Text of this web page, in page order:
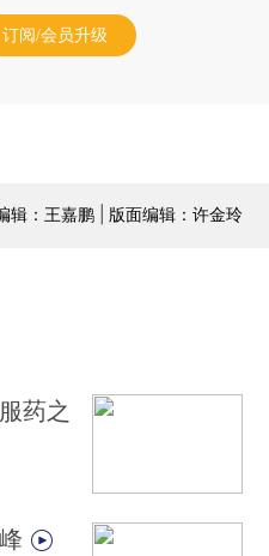
订阅/会员升级
辑：王嘉鹏 | 版面编辑：许金玲
药之